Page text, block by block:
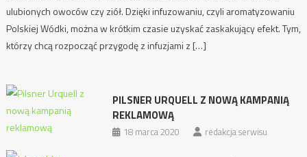
ulubionych owoców czy ziół. Dzięki infuzowaniu, czyli aromatyzowaniu
Polskiej Wódki, można w krótkim czasie uzyskać zaskakujący efekt. Tym,
którzy chcą rozpocząć przygodę z infuzjami z […]
PILSNER URQUELL Z NOWĄ KAMPANIĄ
REKLAMOWĄ
18 marca 2020 redakcja serwisu